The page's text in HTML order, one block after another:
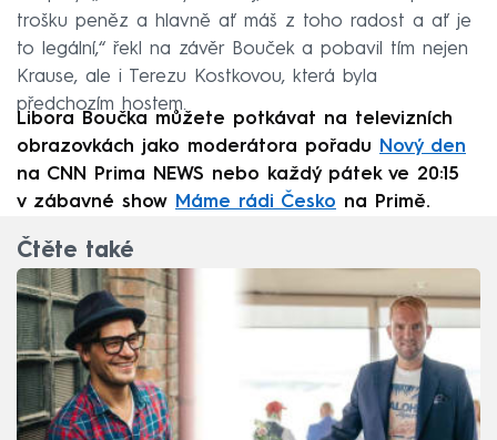
trošku peněz a hlavně ať máš z toho radost a ať je
to legální,“ řekl na závěr Bouček a pobavil tím nejen
Krause, ale i Terezu Kostkovou, která byla
předchozím hostem.
Libora Boučka můžete potkávat na televizních
obrazovkách jako moderátora pořadu
Nový den
na CNN Prima NEWS nebo každý pátek ve 20:15
v zábavné show Máme rádi Česko na Primě.
Čtěte také